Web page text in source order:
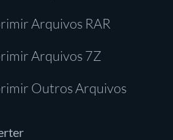
Arquivos RAR
Arquivos 7Z
Outros Arquivos